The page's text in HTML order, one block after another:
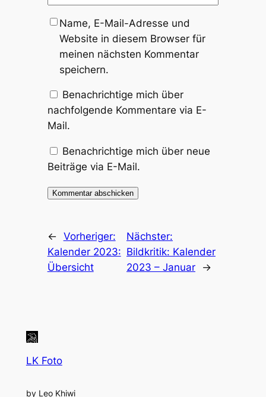
Name, E-Mail-Adresse und
Website in diesem Browser für
meinen nächsten Kommentar
speichern.
Benachrichtige mich über
nachfolgende Kommentare via E-
Mail.
Benachrichtige mich über neue
Beiträge via E-Mail.
← Vorheriger:
Kalender 2023:
Übersicht
Nächster:
Bildkritik: Kalender
2023 – Januar
→
LK Foto
by Leo Khiwi